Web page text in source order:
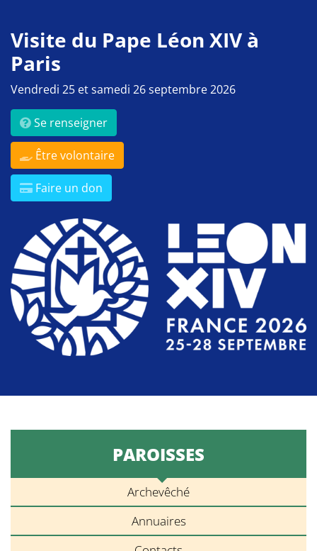
Visite du Pape Léon XIV à
Paris
Vendredi 25 et samedi 26 septembre 2026
Se renseigner
Être volontaire
Faire un don
PAROISSES
Archevêché
Annuaires